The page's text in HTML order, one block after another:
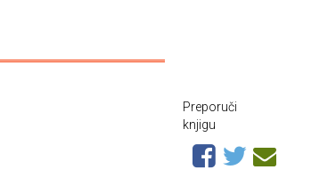
Preporuči
knjigu